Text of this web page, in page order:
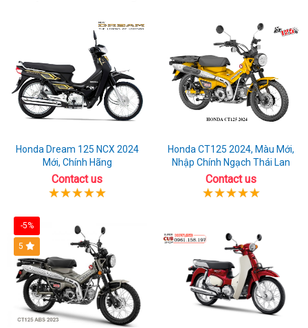
Honda
CBR650R
đa
Km/h
cùng
Honda Dream 125 NCX 2024
Mới, Chính Hãng
Contact us
Honda CT125 2024, Màu Mới,
Nhập Chính Ngạch Thái Lan
Contact us
-5%
5